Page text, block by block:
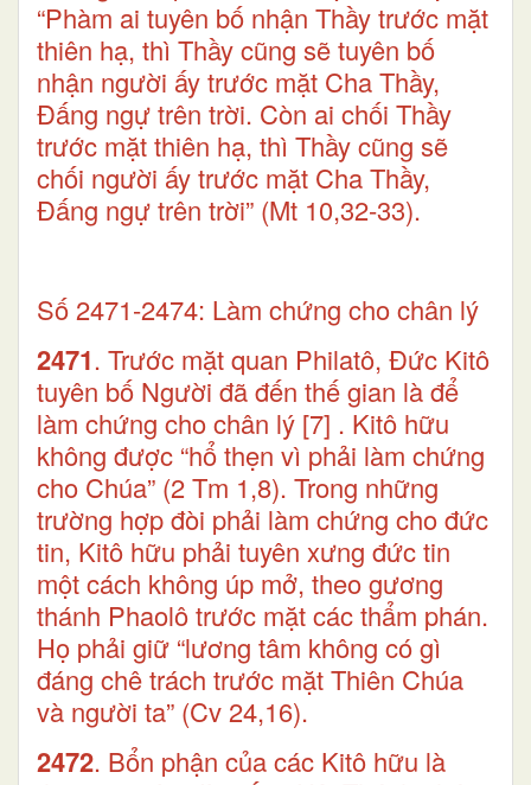
“Phàm ai tuyên bố nhận Thầy trước mặt
thiên hạ, thì Thầy cũng sẽ tuyên bố
nhận người ấy trước mặt Cha Thầy,
Đấng ngự trên trời. Còn ai chối Thầy
trước mặt thiên hạ, thì Thầy cũng sẽ
chối người ấy trước mặt Cha Thầy,
Đấng ngự trên trời” (Mt 10,32-33).
Số 2471-2474: Làm chứng cho chân lý
2471. Trước mặt quan Philatô, Đức Kitô
tuyên bố Người đã đến thế gian là để
làm chứng cho chân lý [7] . Kitô hữu
không được “hổ thẹn vì phải làm chứng
cho Chúa” (2 Tm 1,8). Trong những
trường hợp đòi phải làm chứng cho đức
tin, Kitô hữu phải tuyên xưng đức tin
một cách không úp mở, theo gương
thánh Phaolô trước mặt các thẩm phán.
Họ phải giữ “lương tâm không có gì
đáng chê trách trước mặt Thiên Chúa
và người ta” (Cv 24,16).
2472. Bổn phận của các Kitô hữu là